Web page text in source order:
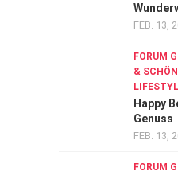
FEB. 13,
FORUM
& SCHÖN
Happy
Genuss
FEB. 13,
FORUM